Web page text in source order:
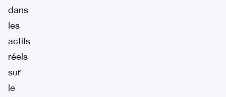
dans
les
actifs
réels
sur
le